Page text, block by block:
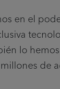
en el
lo
de